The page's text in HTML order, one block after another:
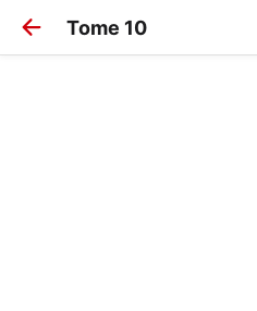
Tome 10